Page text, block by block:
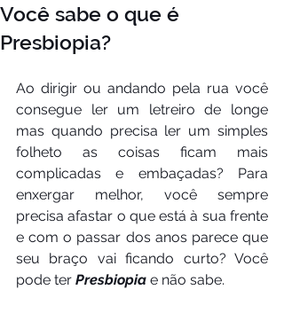
Você sabe o que é
Presbiopia?
Ao dirigir ou andando pela rua você
consegue ler um letreiro de longe
mas quando precisa ler um simples
folheto as coisas ficam mais
complicadas e embaçadas? Para
enxergar melhor, você sempre
precisa afastar o que está à sua frente
e com o passar dos anos parece que
seu braço vai ficando curto? Você
pode ter Presbiopia e não sabe.